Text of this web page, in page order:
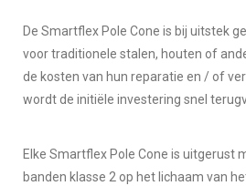
De Smartflex Pole Cone is bij uitstek
voor traditionele stalen, houten of
de kosten van hun reparatie en / of
wordt de initiële investering snel
Elke Smartflex Pole Cone is uitgerust
banden klasse 2 op het lichaam van